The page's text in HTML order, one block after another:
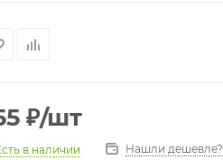
₽/шт
в наличии Нашли дешевле?